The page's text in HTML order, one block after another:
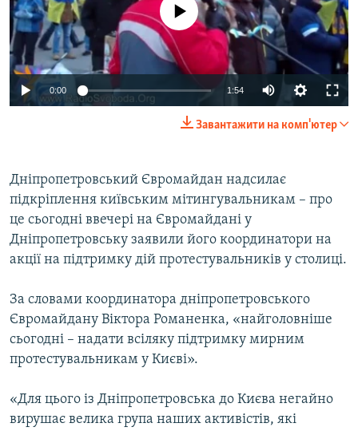
ВІДЕОУРОКИ «ELIFBE»
СВІДЧЕННЯ ОКУПАЦІЇ
УКРАЇНСЬКА ПРОБЛЕМА КРИМУ
ІНФОГРАФІКА
Русский
Qırımtatar
ДОЛУЧАЙСЯ!
Усі сайти RFE/RL
No media source currently available
0:00 1:54
Завантажити на комп'ютер
Дніпропетровський Євромайдан надсилає
підкріплення київським мітингувальникам – про
це сьогодні ввечері на Євромайдані у
Дніпропетровську заявили його координатори на
акції на підтримку дій протестувальників у столиці.
За словами координатора дніпропетровського
Євромайдану Віктора Романенка, «найголовніше
сьогодні – надати всіляку підтримку мирним
протестувальникам у Києві».
«Для цього із Дніпропетровська до Києва негайно
вирушає велика група наших активістів, які